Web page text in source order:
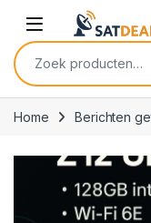
Skip to navigation
Skip to content
Zoeken naar:
Home Berichten